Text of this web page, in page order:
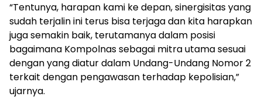
“Tentunya, harapan kami ke depan, sinergisitas yang
sudah terjalin ini terus bisa terjaga dan kita harapkan
juga semakin baik, terutamanya dalam posisi
bagaimana Kompolnas sebagai mitra utama sesuai
dengan yang diatur dalam Undang-Undang Nomor 2
terkait dengan pengawasan terhadap kepolisian,”
ujarnya.